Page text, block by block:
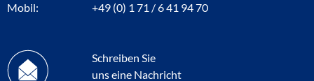
Mobil:
+49 (0) 1 71 / 6 41 94 70
Schreiben Sie
uns eine Nachricht